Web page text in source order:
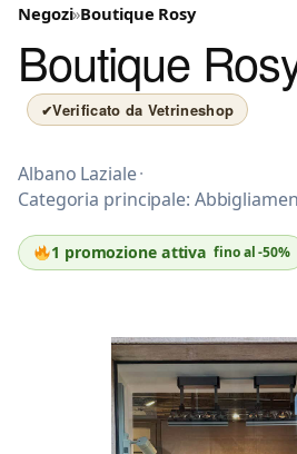
Negozi»Boutique Rosy
Boutique
✔Verificato da Vetrineshop
Abbigliamento donna a Albano
Albano Laziale·
Categoria principale:
1 promozione attiva fino al -50%